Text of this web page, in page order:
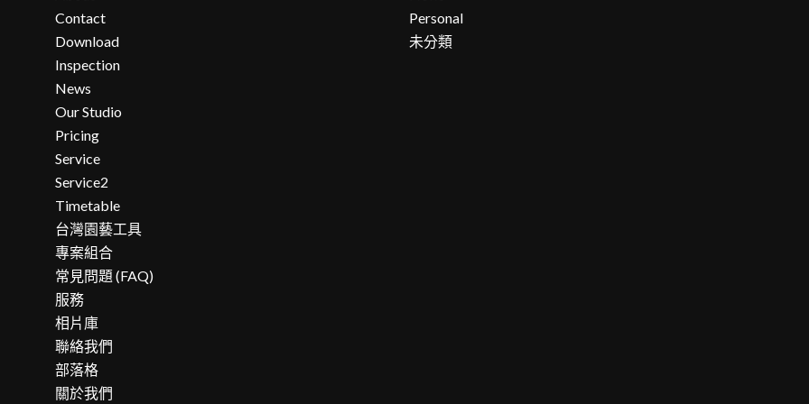
Contact
Download
Inspection
News
Our Studio
Pricing
Service
Service2
Timetable
台灣園藝工具
專案組合
常見問題 (FAQ)
服務
相片庫
聯絡我們
部落格
關於我們
Personal
未分類